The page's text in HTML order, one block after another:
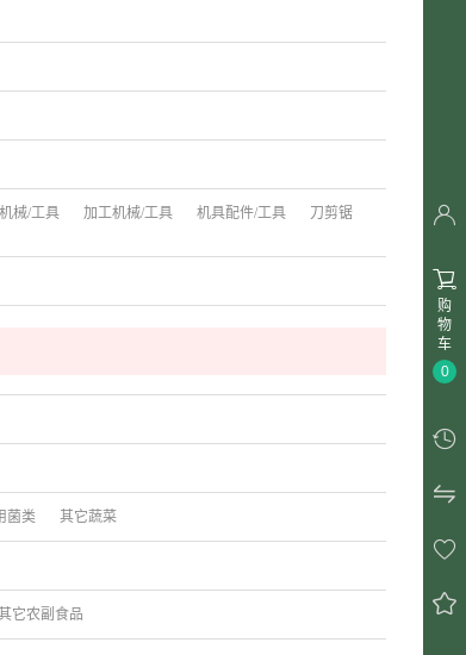
械/工具 加工机械/工具 机具配件/工具
刀剪锯
菌类 其它蔬菜
它农副食品


购
物
车
0



